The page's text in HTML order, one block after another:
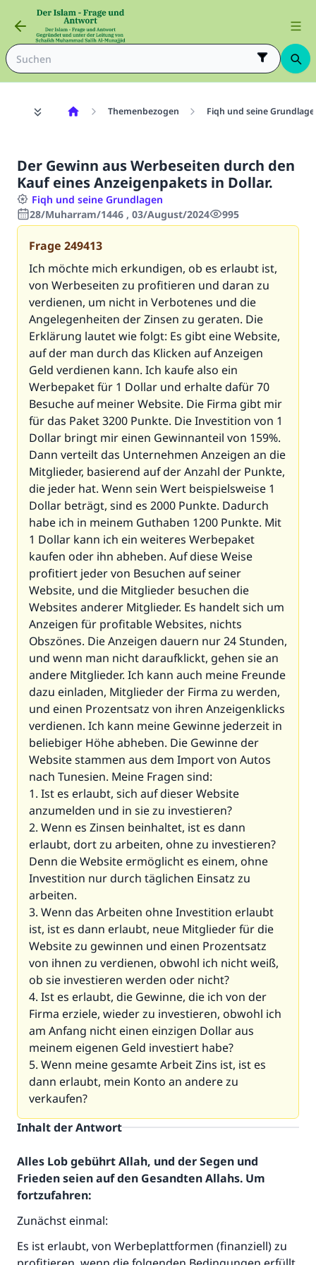
Themenbezogen Fiqh und seine
Der Gewinn aus Werbeseiten durch den
Kauf eines Anzeigenpakets in Dollar.
Fiqh und seine Grundlagen
28/Muharram/1446 , 03/August/2024
995
Frage 249413
Ich möchte mich erkundigen, ob es erlaubt ist,
von Werbeseiten zu profitieren und daran zu
verdienen, um nicht in Verbotenes und die
Angelegenheiten der Zinsen zu geraten. Die
Erklärung lautet wie folgt: Es gibt eine Website,
auf der man durch das Klicken auf Anzeigen
Geld verdienen kann. Ich kaufe also ein
Werbepaket für 1 Dollar und erhalte dafür 70
Besuche auf meiner Website. Die Firma gibt mir
für das Paket 3200 Punkte. Die Investition von 1
Dollar bringt mir einen Gewinnanteil von 159%.
Dann verteilt das Unternehmen Anzeigen an die
Mitglieder, basierend auf der Anzahl der Punkte,
die jeder hat. Wenn sein Wert beispielsweise 1
Dollar beträgt, sind es 2000 Punkte. Dadurch
habe ich in meinem Guthaben 1200 Punkte. Mit
1 Dollar kann ich ein weiteres Werbepaket
kaufen oder ihn abheben. Auf diese Weise
profitiert jeder von Besuchen auf seiner
Website, und die Mitglieder besuchen die
Websites anderer Mitglieder. Es handelt sich um
Anzeigen für profitable Websites, nichts
Obszönes. Die Anzeigen dauern nur 24 Stunden,
und wenn man nicht daraufklickt, gehen sie an
andere Mitglieder. Ich kann auch meine Freunde
dazu einladen, Mitglieder der Firma zu werden,
und einen Prozentsatz von ihren Anzeigenklicks
verdienen. Ich kann meine Gewinne jederzeit in
beliebiger Höhe abheben. Die Gewinne der
Website stammen aus dem Import von Autos
nach Tunesien. Meine Fragen sind:
1. Ist es erlaubt, sich auf dieser Website
anzumelden und in sie zu investieren?
2. Wenn es Zinsen beinhaltet, ist es dann
erlaubt, dort zu arbeiten, ohne zu investieren?
Denn die Website ermöglicht es einem, ohne
Investition nur durch täglichen Einsatz zu
arbeiten.
3. Wenn das Arbeiten ohne Investition erlaubt
ist, ist es dann erlaubt, neue Mitglieder für die
Website zu gewinnen und einen Prozentsatz
von ihnen zu verdienen, obwohl ich nicht weiß,
ob sie investieren werden oder nicht?
4. Ist es erlaubt, die Gewinne, die ich von der
Firma erziele, wieder zu investieren, obwohl ich
am Anfang nicht einen einzigen Dollar aus
meinem eigenen Geld investiert habe?
5. Wenn meine gesamte Arbeit Zins ist, ist es
dann erlaubt, mein Konto an andere zu
verkaufen?
Inhalt der Antwort
Alles Lob gebührt Allah, und der Segen und
Frieden seien auf den Gesandten Allahs. Um
fortzufahren:
Zunächst einmal:
Es ist erlaubt, von Werbeplattformen (finanziell) zu